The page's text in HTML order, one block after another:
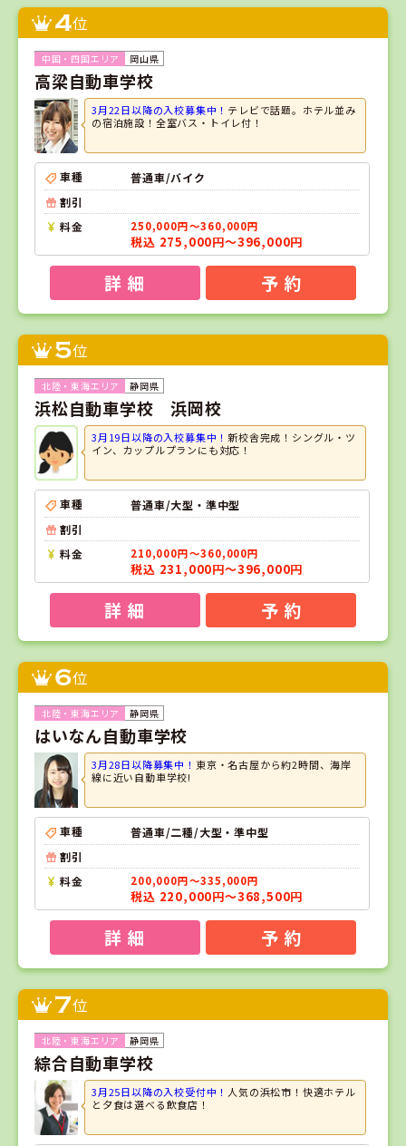
4位
岡山県
高梁自動車学校
3月22日以降の入校募集中！ テレビで話題。ホテル並み
の宿泊施設！全室バス・トイレ付！
車種
普通車/バイク
割引
料金
250,000円～360,000円
税込 275,000円～396,000円
詳 細 予 約
5位
静岡県
浜松自動車学校 浜岡校
3月19日以降の入校募集中！新校舎完成！シングル・ツ
イン、カップルプランにも対応！
車種
普通車/大型・準中型
割引
料金
210,000円～360,000円
税込 231,000円～396,000円
詳 細 予 約
6位
静岡県
はいなん自動車学校
3月28日以降募集中！ 東京・名古屋から約2時間、海岸
線に近い自動車学校!
車種
普通車/二種/大型・準中型
割引
料金
200,000円～335,000円
税込 220,000円～368,500円
詳 細 予 約
7位
静岡県
綜合自動車学校
3月25日以降の入校受付中！ 人気の浜松市！快適ホテル
と夕食は選べる飲食店！